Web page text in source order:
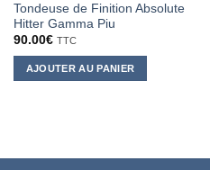
Tondeuse de Finition Absolute
Hitter Gamma Piu
90.00€ TTC
AJOUTER AU PANIER